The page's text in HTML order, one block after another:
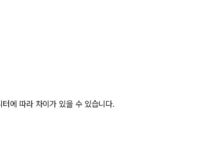
에 따라 차이가 있을 수 있습니다.